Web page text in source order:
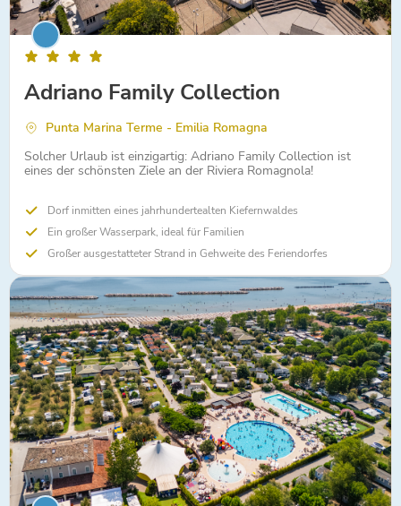
Adriano Family Collection
Punta Marina Terme - Emilia Romagna
Solcher Urlaub ist einzigartig: Adriano Family Collection ist
eines der schönsten Ziele an der Riviera Romagnola!
Dorf inmitten eines jahrhundertealten Kiefernwaldes
Ein großer Wasserpark, ideal für Familien
Großer ausgestatteter Strand in Gehweite des Feriendorfes